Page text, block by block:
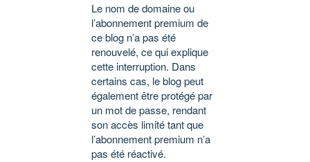
Le nom de domaine ou
l’abonnement premium de
ce blog n’a pas été
renouvelé, ce qui explique
cette interruption. Dans
certains cas, le blog peut
également être protégé par
un mot de passe, rendant
son accès limité tant que
l’abonnement premium n’a
pas été réactivé.